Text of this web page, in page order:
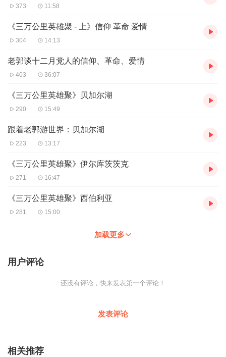
的压迫之上，也就升华出一种无畏的镇定与宁静。
流，名利淹泛之际，“勿为物喜，勿为己悲”，处功利堆中不争，淹利
禄围中忘求，怎不是一种大境界？
当人为社会所滞，为情志所困，走向自然，踏进山水，从远古
少年虚立志，老大无报还。
主义成虚伪，社会大标签。
唯求真与诚，友爱或虚烟。
人心伤如此，何处随遇安？
弃别流与俗，超拔出淡然。
延伸阅读：《老郭游记续集》有感
展卷捧读《老郭游记续集》，仿佛山间深谷淙淙流淌的小溪，一次
的世界。
《老郭游记续集》是作者的第二部游记，是第一部游记的延伸和拓
凝聚成的结晶。他把所到之处的自然风光、人文地理、名胜古迹、
漏，滤出精华，86篇的文章才得以从容诞生，取得了令人欣慰的丰
徜徉在他的文字意境里，品读他是如何对人类文明的赞美，对生命
《老郭游记续集》的内容，按地域分编，为县内、省内、省外、国
时，触景生情，由此娓娓道来，……“有的如运动健在做最后的冲
373 11:58
《三万公里英雄聚 - 上》信仰 革命 爱情
304 14:13
老郭谈十二月党人的信仰、革命、爱情
403 36:07
《三万公里英雄聚》贝加尔湖
290 15:49
跟着老郭游世界：贝加尔湖
223 13:17
《三万公里英雄聚》伊尔库茨茨克
271 16:47
《三万公里英雄聚》西伯利亚
281 15:00
加载更多
用户评论
还没有评论，快来发表第一个评论！
发表评论
相关推荐